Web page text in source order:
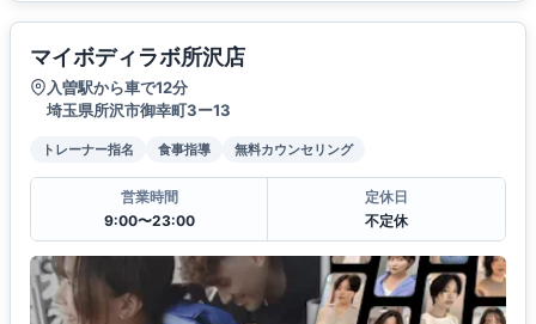
マイボディラボ所沢店
入曽駅から車で12分
埼玉県所沢市御幸町3ー13
トレーナー指名 食事指導 無料カウンセリング
営業時間
9:00〜23:00
定休日
不定休